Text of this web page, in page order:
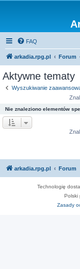
FAQ
arkadia.rpg.pl Forum
Aktywne tematy
Wyszukiwanie
Nie znaleziono elementów
arkadia.rpg.pl Forum
Technologię
Polski
Zasady